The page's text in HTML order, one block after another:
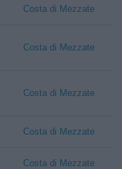
Costa di Mezzate
Costa di Mezzate
Costa di Mezzate
Costa di Mezzate
Costa di Mezzate